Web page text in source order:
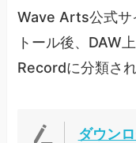
Wave Arts公式サ
トール後、DAW
Recordに分類され
ダウン